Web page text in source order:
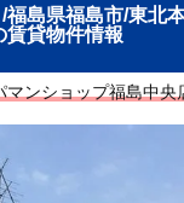
福島県福島市/東北
賃貸物件情報
マンショップ福島中